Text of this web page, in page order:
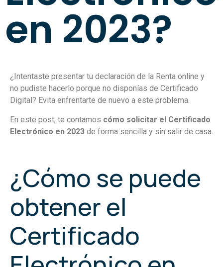
en 2023?
¿Intentaste presentar tu declaración de la Renta online y
no pudiste hacerlo porque no disponías de Certificado
Digital? Evita enfrentarte de nuevo a este problema.
En este post, te contamos cómo solicitar el Certificado
Electrónico en 2023 de forma sencilla y sin salir de casa.
¿Cómo se puede
obtener el
Certificado